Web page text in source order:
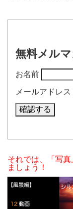
無料メル
お名前
メールアドレス
それでは、「写
ましょう！